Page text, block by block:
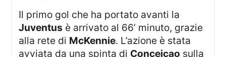
Il primo gol che ha portato avanti la
Juventus è arrivato al 66’ minuto, grazie
alla rete di McKennie. L’azione è stata
avviata da una spinta di Conceicao sulla